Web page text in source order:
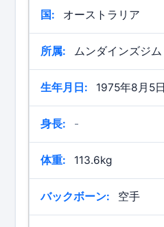
国: オーストラリア
所属: ムンダインズジム
生年月日: 1975年8月5日
身長: -
体重: 113.6kg
バックボーン: 空手